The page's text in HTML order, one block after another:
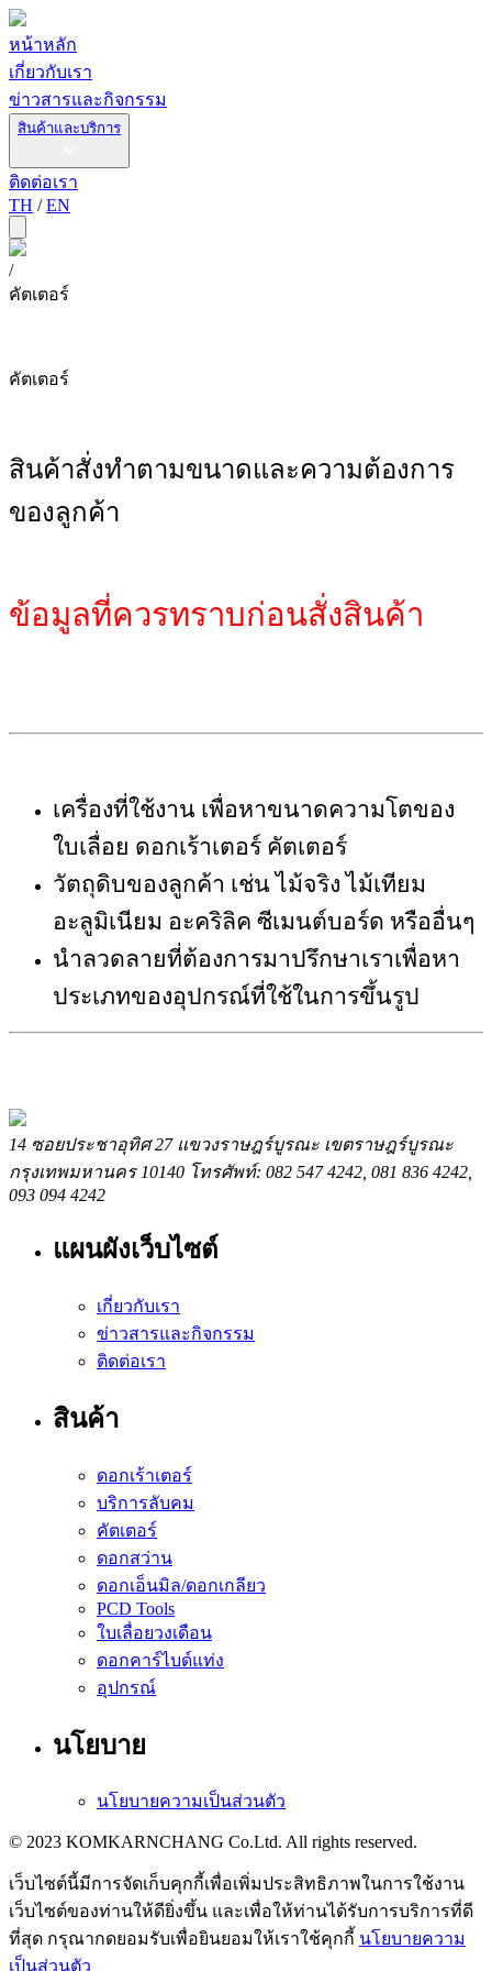
หน้าหลัก
เกี่ยวกับเรา
ข่าวสารและกิจกรรม
สินค้าและบริการ
ติดต่อเรา
TH / EN
/
คัตเตอร์
คัตเตอร์
สินค้าสั่งทำตามขนาดและความต้องการ
ของลูกค้า
ข้อมูลที่ควรทราบก่อนสั่งสินค้า
เครื่องที่ใช้งาน เพื่อหาขนาดความโตของ
ใบเลื่อย ดอกเร้าเตอร์ คัตเตอร์
วัตถุดิบของลูกค้า เช่น ไม้จริง ไม้เทียม
อะลูมิเนียม อะคริลิค ซีเมนต์บอร์ด หรืออื่นๆ
นำลวดลายที่ต้องการมาปรึกษาเราเพื่อหา
ประเภทของอุปกรณ์ที่ใช้ในการขึ้นรูป
14 ซอยประชาอุทิศ 27 แขวงราษฎร์บูรณะ เขตราษฎร์บูรณะ
กรุงเทพมหานคร 10140 โทรศัพท์: 082 547 4242, 081 836 4242,
093 094 4242
แผนผังเว็บไซต์
เกี่ยวกับเรา
ข่าวสารและกิจกรรม
ติดต่อเรา
สินค้า
ดอกเร้าเตอร์
บริการลับคม
คัตเตอร์
ดอกสว่าน
ดอกเอ็นมิล/ดอกเกลียว
PCD Tools
ใบเลื่อยวงเดือน
ดอกคาร์ไบด์แท่ง
อุปกรณ์
นโยบาย
นโยบายความเป็นส่วนตัว
© 2023 KOMKARNCHANG Co.Ltd. All rights reserved.
เว็บไซต์นี้มีการจัดเก็บคุกกี้เพื่อเพิ่มประสิทธิภาพในการใช้งาน
เว็บไซต์ของท่านให้ดียิ่งขึ้น และเพื่อให้ท่านได้รับการบริการที่ดี
ที่สุด กรุณากดยอมรับเพื่อยินยอมให้เราใช้คุกกี้ นโยบายความ
เป็นส่วนตัว